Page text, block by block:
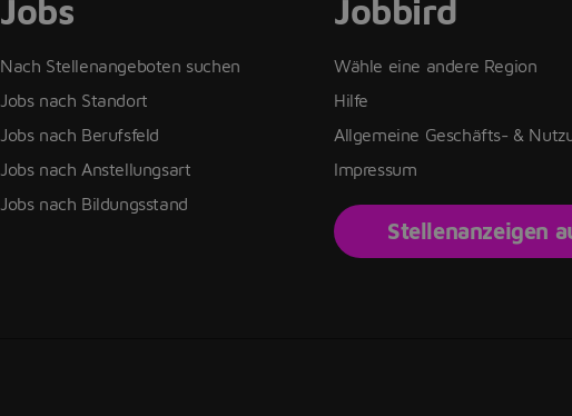
Jobs
Nach Stellenangeboten suchen
Jobs nach Standort
Jobs nach Berufsfeld
Jobs nach Anstellungsart
Jobs nach Bildungsstand
Jobbird
Wähle eine andere Region
Hilfe
Allgemeine Geschäfts- &
Impressum
Stellenanzeigen